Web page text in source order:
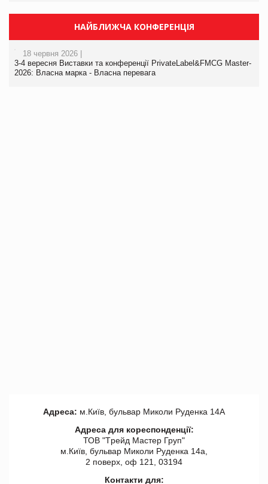
НАЙБЛИЖЧА КОНФЕРЕНЦІЯ
18 червня 2026 |
3-4 вересня Виставки та конференції PrivateLabel&FMCG Master-
2026: Власна марка - Власна перевага
Адреса: м.Київ, бульвар Миколи Руденка 14А
Адреса для кореспонденції:
ТОВ "Tрейд Мастер Груп"
м.Київ, бульвар Миколи Руденка 14а,
2 поверх, оф 121, 03194
Контакти для: